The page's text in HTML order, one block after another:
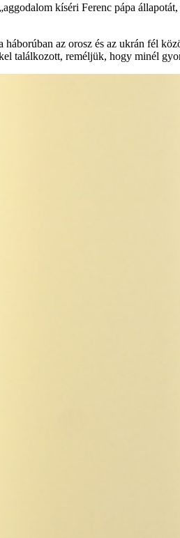
kíséri Ferenc pápa
az orosz és az ukrán fél
találkozott, reméljük, hogy minél